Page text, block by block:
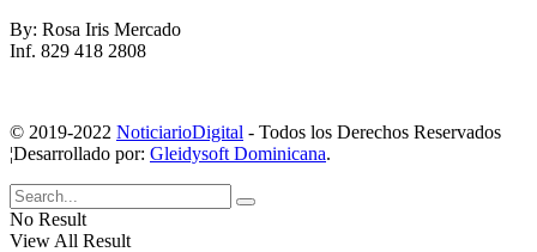
By: Rosa Iris Mercado
Inf. 829 418 2808
© 2019-2022 NoticiarioDigital - Todos los Derechos Reservados
¦Desarrollado por: Gleidysoft Dominicana.
No Result
View All Result